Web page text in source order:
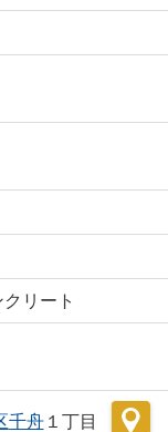
リート
千舟１丁目